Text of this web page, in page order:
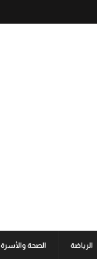
الرياضة الصحة والأسرة